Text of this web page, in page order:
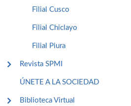
Filial Cusco
Filial Chiclayo
Filial Piura
Revista SPMI
ÚNETE A LA SOCIEDAD
Biblioteca Virtual